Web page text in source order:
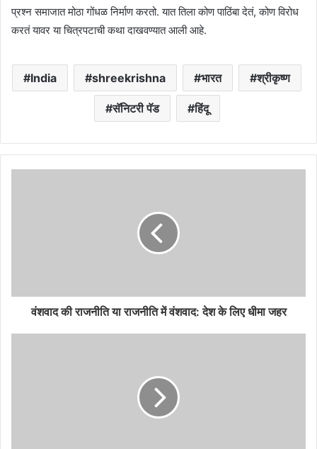
प्रश्न समाजात मोठा गोंधळ निर्माण करतो. यात तिला कोण पाठिंबा देतं, कोण विरोध
करतं यावर या चित्रपटाची कथा दाखवण्यात आली आहे.
India shreekrishna भारत श्रीकृष्ण
सॅनिटरी पॅड हिंदू
वंशवाद की राजनीति या राजनीति में वंशवाद: देश के लिए धीमा जहर